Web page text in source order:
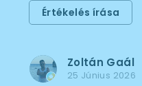
Értékelés írása
Zoltán Gaál
25 Június 2026